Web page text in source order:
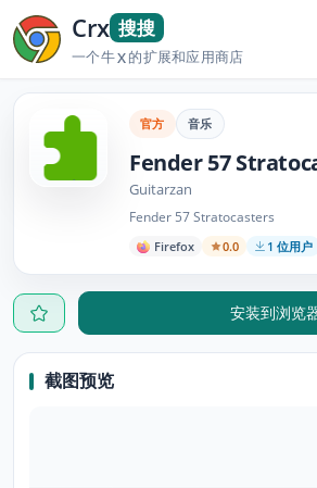
Crx 搜搜
一个牛X的扩展和应用商店
官方 音乐
Fender 57
Guitarzan
Fender 57 Stratocasters
Firefox 0.0 1 位用户
安装到浏览
截图预览